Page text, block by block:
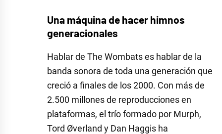
Una máquina de hacer himnos
generacionales
Hablar de The Wombats es hablar de la
banda sonora de toda una generación que
creció a finales de los 2000. Con más de
2.500 millones de reproducciones en
plataformas, el trío formado por Murph,
Tord Øverland y Dan Haggis ha